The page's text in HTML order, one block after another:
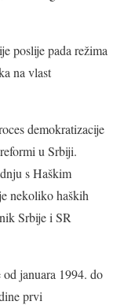
poslije pada režima
na vlast
demokratizacije
u Srbiji.
s Haškim
nekoliko haških
Srbije i SR
januara 1994. do
prvi